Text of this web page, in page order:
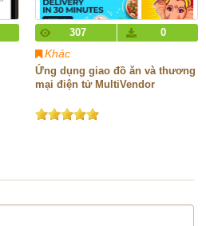
307 0
Khác
Ứng dụng giao đồ ăn và thương
mại điện tử MultiVendor